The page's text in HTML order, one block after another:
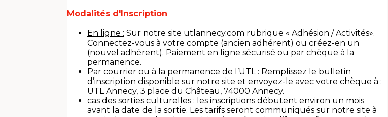
Modalités d'Inscription
En ligne : Sur notre site utlannecy.com rubrique « Adhésion / Activités».
Connectez-vous à votre compte (ancien adhérent) ou créez-en un
(nouvel adhérent). Paiement en ligne sécurisé ou par chèque à la
permanence.
Par courrier ou à la permanence de l’UTL : Remplissez le bulletin
d’inscription disponible sur notre site et envoyez-le avec votre chèque à :
UTL Annecy, 3 place du Château, 74000 Annecy.
cas des sorties culturelles : les inscriptions débutent environ un mois
avant la date de la sortie. Les tarifs seront communiqués sur notre site à